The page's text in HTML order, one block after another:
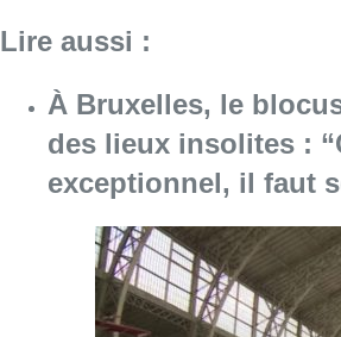
Lire aussi :
À Bruxelles, le
des lieux insolites :
exceptionnel, il faut